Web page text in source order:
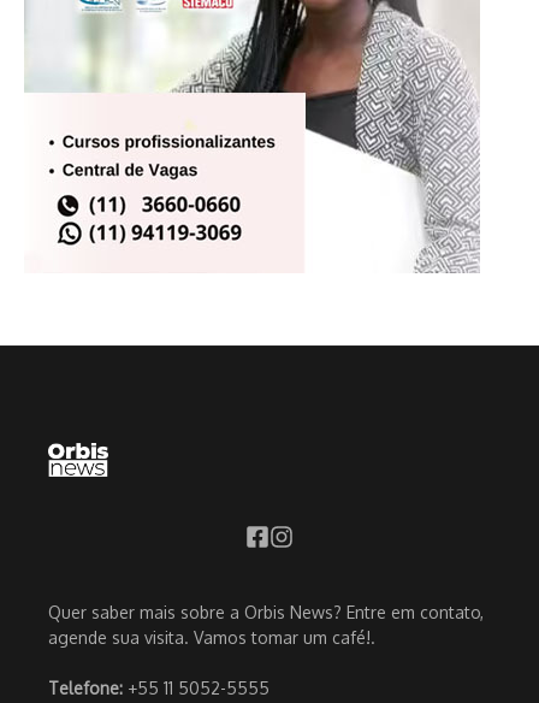
Quer saber mais sobre a Orbis News? Entre em contato,
agende sua visita. Vamos tomar um café!.
Telefone: +55 11 5052-5555